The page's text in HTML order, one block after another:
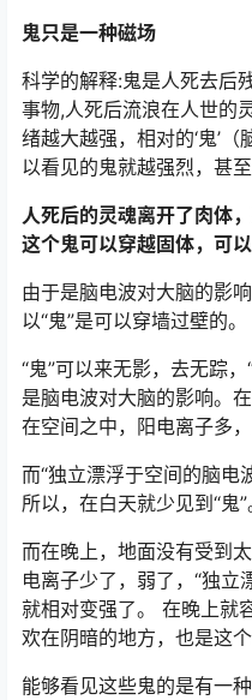
鬼只是一种磁场
科学的解释:鬼是人死去后
事物,人死后流浪在人世的
绪越大越强，相对的‘鬼’
以看见的鬼就越强烈，甚
人死后的灵魂离开了肉体
这个鬼可以穿越固体，可以
由于是脑电波对大脑的影
以“鬼”是可以穿墙过壁的。
“鬼”可以来无影，去无踪
是脑电波对大脑的影响。
在空间之中，阳电离子多，
而“独立漂浮于空间的脑电
所以，在白天就少见到“鬼”
而在晚上，地面没有受到
电离子少了，弱了，“独立
就相对变强了。 在晚上就
欢在阴暗的地方，也是这个
能够看见这些鬼的是有一